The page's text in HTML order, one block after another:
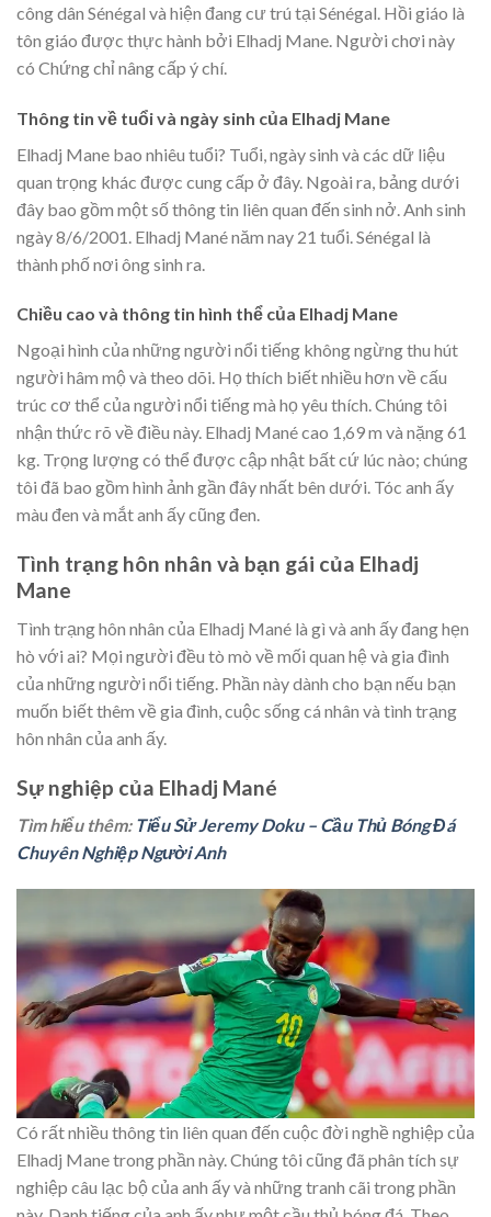
công dân Sénégal và hiện đang cư trú tại Sénégal. Hồi giáo là
tôn giáo được thực hành bởi Elhadj Mane. Người chơi này
có Chứng chỉ nâng cấp ý chí.
Thông tin về tuổi và ngày sinh của Elhadj Mane
Elhadj Mane bao nhiêu tuổi? Tuổi, ngày sinh và các dữ liệu
quan trọng khác được cung cấp ở đây. Ngoài ra, bảng dưới
đây bao gồm một số thông tin liên quan đến sinh nở. Anh sinh
ngày 8/6/2001. Elhadj Mané năm nay 21 tuổi. Sénégal là
thành phố nơi ông sinh ra.
Chiều cao và thông tin hình thể của Elhadj Mane
Ngoại hình của những người nổi tiếng không ngừng thu hút
người hâm mộ và theo dõi. Họ thích biết nhiều hơn về cấu
trúc cơ thể của người nổi tiếng mà họ yêu thích. Chúng tôi
nhận thức rõ về điều này. Elhadj Mané cao 1,69 m và nặng 61
kg. Trọng lượng có thể được cập nhật bất cứ lúc nào; chúng
tôi đã bao gồm hình ảnh gần đây nhất bên dưới. Tóc anh ấy
màu đen và mắt anh ấy cũng đen.
Tình trạng hôn nhân và bạn gái của Elhadj
Mane
Tình trạng hôn nhân của Elhadj Mané là gì và anh ấy đang hẹn
hò với ai? Mọi người đều tò mò về mối quan hệ và gia đình
của những người nổi tiếng. Phần này dành cho bạn nếu bạn
muốn biết thêm về gia đình, cuộc sống cá nhân và tình trạng
hôn nhân của anh ấy.
Sự nghiệp của Elhadj Mané
Tìm hiểu thêm: Tiểu Sử Jeremy Doku – Cầu Thủ Bóng Đá
Chuyên Nghiệp Người Anh
Có rất nhiều thông tin liên quan đến cuộc đời nghề nghiệp của
Elhadj Mane trong phần này. Chúng tôi cũng đã phân tích sự
nghiệp câu lạc bộ của anh ấy và những tranh cãi trong phần